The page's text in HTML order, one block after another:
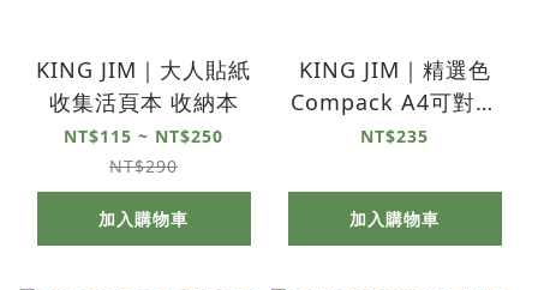
KING JIM｜大人貼紙
收集活頁本 收納本
NT$115 ~ NT$250
NT$290
加入購物車
KING JIM｜精選色
Compack A4可對摺
資料夾 10頁
NT$235
加入購物車